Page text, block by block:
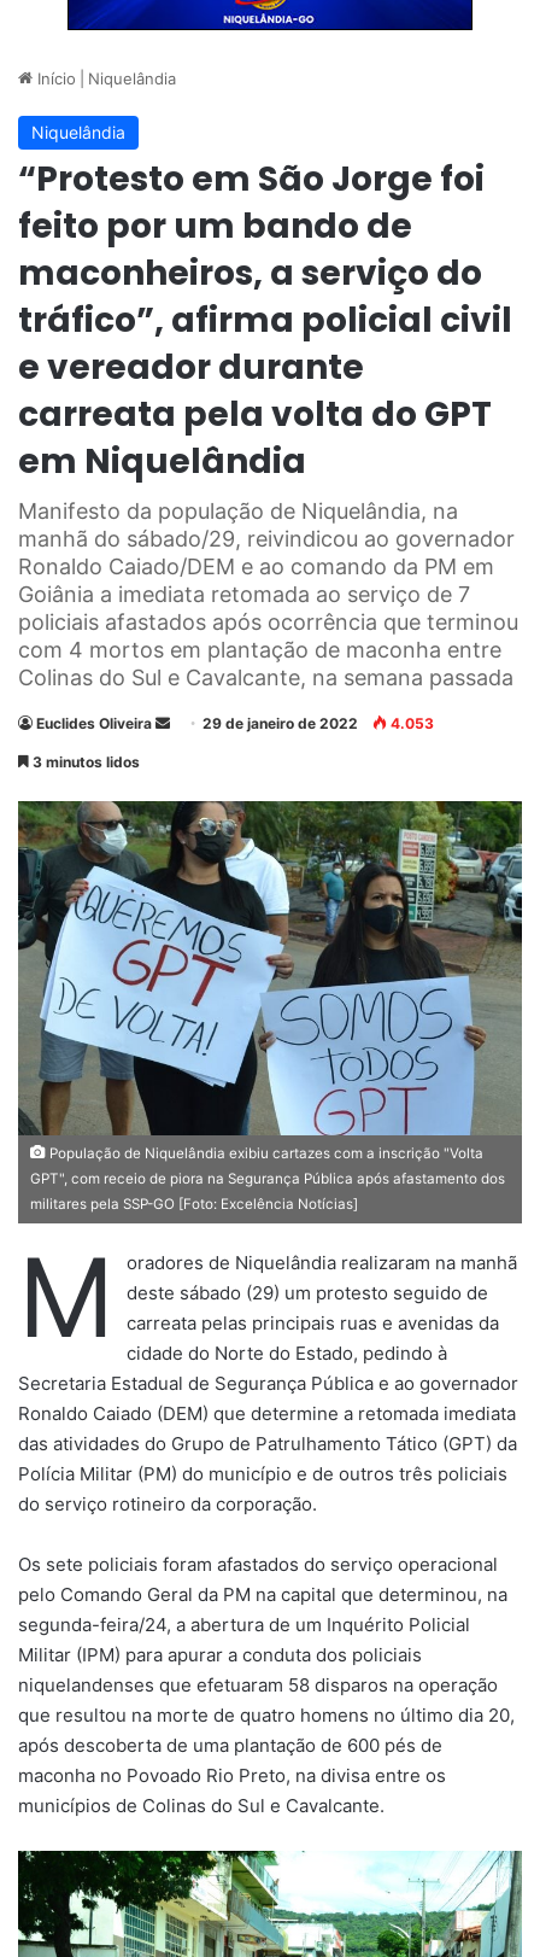
Início Niquelândia
Niquelândia
“Protesto em São Jorge foi
feito por um bando de
maconheiros, a serviço do
tráfico”, afirma policial civil
e vereador durante
carreata pela volta do GPT
em Niquelândia
Manifesto da população de Niquelândia, na
manhã do sábado/29, reivindicou ao governador
Ronaldo Caiado/DEM e ao comando da PM em
Goiânia a imediata retomada ao serviço de 7
policiais afastados após ocorrência que terminou
com 4 mortos em plantação de maconha entre
Colinas do Sul e Cavalcante, na semana passada
Euclides Oliveira
d
e
u
m
e
-
a
i
l
29 de janeiro de 2022 4.053
3 minutos lidos
População de Niquelândia exibiu cartazes com a inscrição "Volta
GPT", com receio de piora na Segurança Pública após afastamento dos
militares pela SSP-GO [Foto: Excelência Notícias]
M
oradores de Niquelândia realizaram na manhã
deste sábado (29) um protesto seguido de
carreata pelas principais ruas e avenidas da
cidade do Norte do Estado, pedindo à
Secretaria Estadual de Segurança Pública e ao governador
Ronaldo Caiado (DEM) que determine a retomada imediata
das atividades do Grupo de Patrulhamento Tático (GPT) da
Polícia Militar (PM) do município e de outros três policiais
do serviço rotineiro da corporação.
Os sete policiais foram afastados do serviço operacional
pelo Comando Geral da PM na capital que determinou, na
segunda-feira/24, a abertura de um Inquérito Policial
Militar (IPM) para apurar a conduta dos policiais
niquelandenses que efetuaram 58 disparos na operação
que resultou na morte de quatro homens no último dia 20,
após descoberta de uma plantação de 600 pés de
maconha no Povoado Rio Preto, na divisa entre os
municípios de Colinas do Sul e Cavalcante.